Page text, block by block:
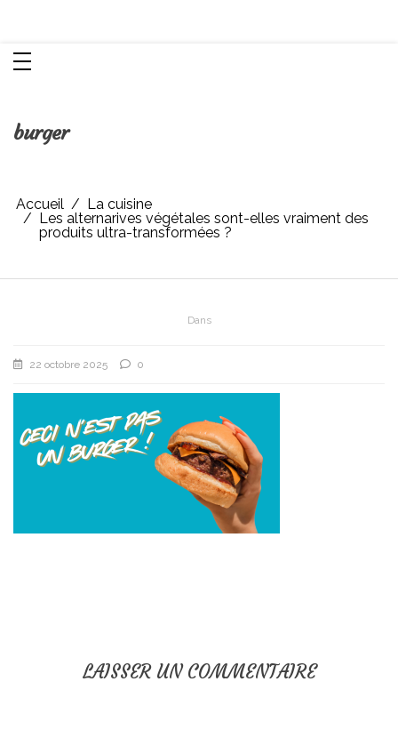
burger
Accueil
La cuisine
Les alternarives végétales sont-elles vraiment des
produits ultra-transformées ?
Dans
22 octobre 2025 0
LAISSER UN COMMENTAIRE